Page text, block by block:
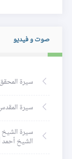
صوت و فيديو
سيرة
سيرة
سيرة الشيخ
الشيخ أحمد